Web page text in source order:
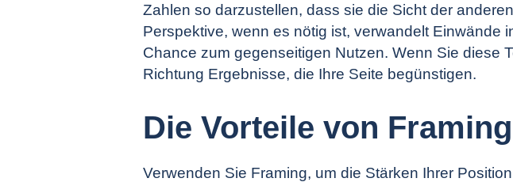
Zahlen so darzustellen, dass sie die Sicht der
Perspektive, wenn es nötig ist, verwandelt
Chance zum gegenseitigen Nutzen. Wenn Sie diese
Richtung Ergebnisse, die Ihre Seite begünstigen.
Die Vorteile von
Verwenden Sie Framing, um die Stärken Ihrer